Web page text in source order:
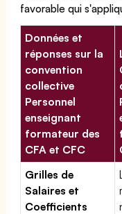
favorable qui
Données et
réponses sur la
convention
collective
Personnel
enseignant
formateur des
CFA et CFC
Grilles de
Salaires et
Coefficients